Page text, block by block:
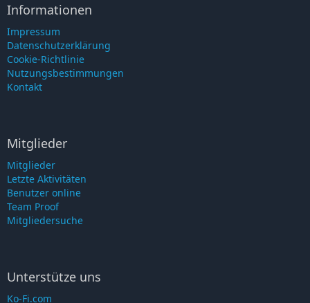
Informationen
Impressum
Datenschutzerklärung
Cookie-Richtlinie
Nutzungsbestimmungen
Kontakt
Mitglieder
Mitglieder
Letzte Aktivitäten
Benutzer online
Team Proof
Mitgliedersuche
Unterstütze uns
Ko-Fi.com